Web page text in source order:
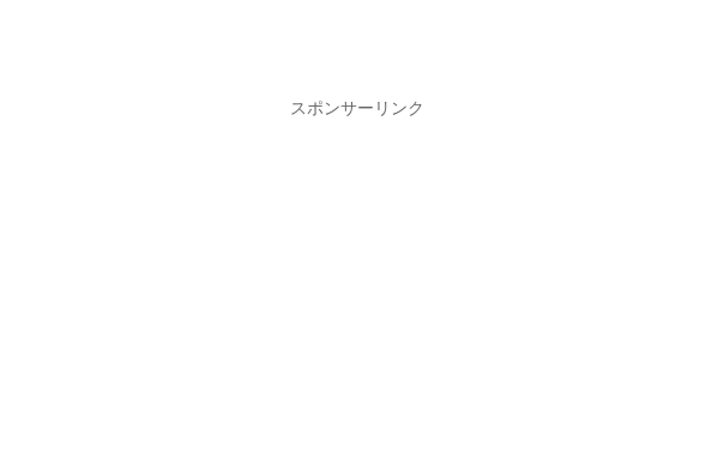
スポンサーリンク